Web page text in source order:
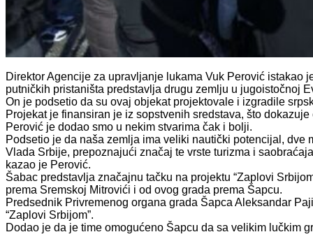
Direktor Agencije za upravljanje lukama Vuk Perović istakao
putničkih pristaništa predstavlja drugu zemlju u jugoistočnoj
On je podsetio da su ovaj objekat projektovale i izgradile
Projekat je finansiran je iz sopstvenih sredstava, što
Perović je dodao smo u nekim stvarima čak i bolji.
Podsetio je da naša zemlja ima veliki nautički potencijal,
Vlada Srbije, prepoznajući značaj te vrste turizma i
kazao je Perović.
Šabac predstavlja značajnu tačku na projektu “Zaplovi
prema Sremskoj Mitrovići i od ovog grada prema Šapcu.
Predsednik Privremenog organa grada Šapca Aleksandar
“Zaplovi Srbijom”.
Dodao je da je time omogućeno Šapcu da sa velikim lučkim